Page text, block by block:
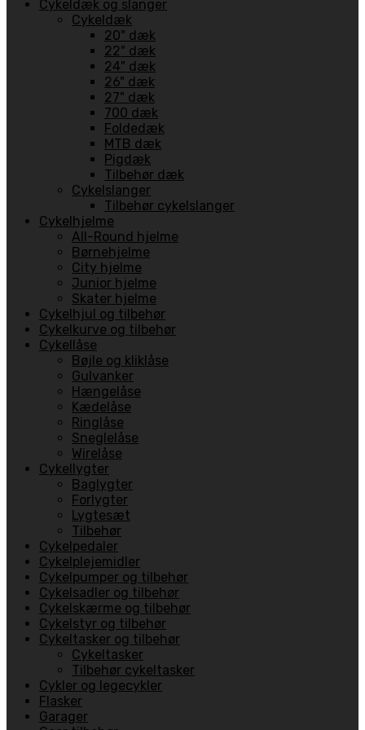
Cykeldæk og slanger
Cykeldæk
20" dæk
22" dæk
24" dæk
26" dæk
27" dæk
700 dæk
Foldedæk
MTB dæk
Pigdæk
Tilbehør dæk
Cykelslanger
Tilbehør cykelslanger
Cykelhjelme
All-Round hjelme
Børnehjelme
City hjelme
Junior hjelme
Skater hjelme
Cykelhjul og tilbehør
Cykelkurve og tilbehør
Cykellåse
Bøjle og kliklåse
Gulvanker
Hængelåse
Kædelåse
Ringlåse
Sneglelåse
Wirelåse
Cykellygter
Baglygter
Forlygter
Lygtesæt
Tilbehør
Cykelpedaler
Cykelplejemidler
Cykelpumper og tilbehør
Cykelsadler og tilbehør
Cykelskærme og tilbehør
Cykelstyr og tilbehør
Cykeltasker og tilbehør
Cykeltasker
Tilbehør cykeltasker
Cykler og legecykler
Flasker
Garager